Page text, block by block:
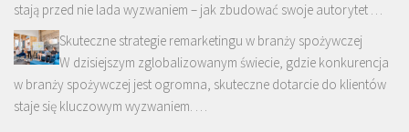
stają przed nie lada wyzwaniem – jak zbudować swoje autorytet …
Skuteczne strategie remarketingu w branży spożywczej
W dzisiejszym zglobalizowanym świecie, gdzie konkurencja
w branży spożywczej jest ogromna, skuteczne dotarcie do klientów
staje się kluczowym wyzwaniem. …